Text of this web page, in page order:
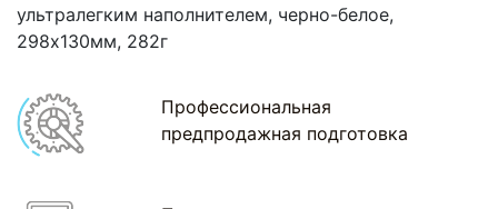
ультралегким наполнителем, черно-белое,
298х130мм, 282г
Профессиональная
предпродажная подготовка